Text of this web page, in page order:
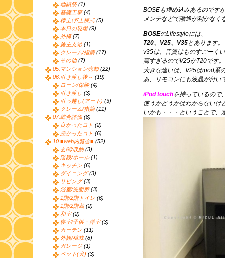
BOSEも埋め込みあるのです
メンテなどで融通が利かなく
BOSEのLifestyleには、
T20、V25、V35とあります。
v35は、音質はものすごーく
高すぎるのでV25かT20です。
大きな違いは、V25はipod系
あ、リモコンにも液晶が付い
iPod touchを持っているので
使うかどうかはわからないけ
いかも・・・ということで
地鎮祭 (1)
基礎工事(4)
棟上げ/上棟式(5)
本日の現場(9)
外構(7)
施主支給(1)
クレーム/指摘(17)
その他 (7)
05.マンション売却(22)
06.引き渡し後～ (19)
ローン/保険(4)
引き渡し (3)
引っ越し(アート) (3)
クレーム/指摘(11)
07.総合評価(8)
良かったコト (2)
悪かったコト (6)
10.■web内覧会■ (52)
玄関/収納(3)
階段/ホール(1)
キッチン (6)
ダイニング(3)
リビング(3)
浴室/洗面所(3)
1階/2階トイレ (6)
1階/2階蔵(2)
和室(2)
寝室/子供・洋室(3)
カーテン (11)
外観/植栽(8)
ガレージ (1)
ペット(犬) (3)